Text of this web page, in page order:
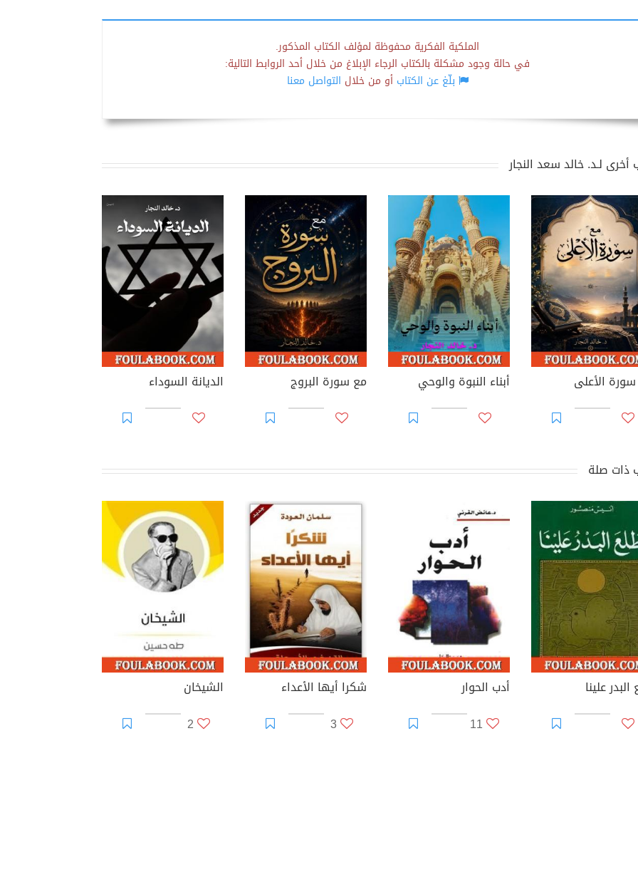
الملكية الفكرية محفوظة لمؤلف الكتاب المذكور.
في حالة وجود مشكلة بالكتاب الرجاء الإبلاغ من خلال أحد الروابط التالية:
بلّغ عن الكتابأو من خلال التواصل معنا
أخرى لـد. خالد سعد النجار
الأعلى أبناء النبوة والوحي مع سورة البروج الديانة السوداء
ذات صلة
علينا
أدب الحوار
11
شكرا أيها الأعداء
3
الشيخان
2